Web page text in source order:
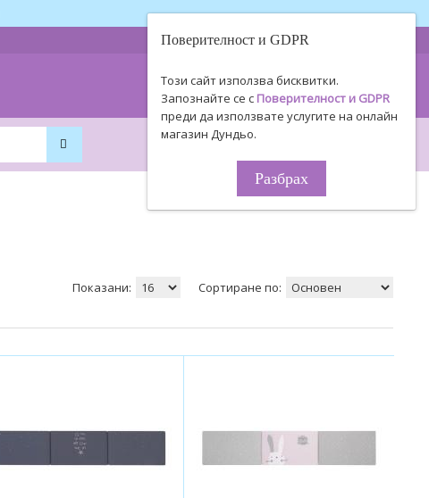
Поверителност и GDPR
Този сайт използва бисквитки.
Запознайте се с Поверителност и GDPR
преди да използвате услугите на онлайн
магазин Дундьо.
Разбрах
0893 494 506
0895 450 154 за поръчки!
0
Показани: Сортиране по: